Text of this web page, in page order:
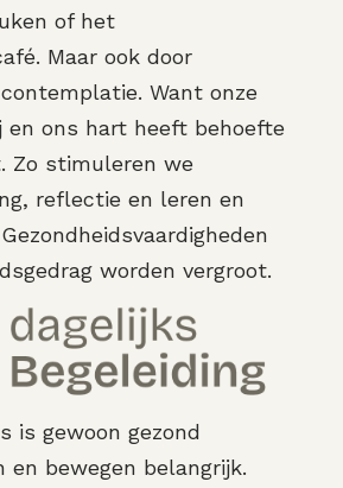
of het
Maar ook door
Want onze
en ons hart heeft behoefte
Zo stimuleren we
reflectie en leren en
worden vergroot.
is gewoon gezond
en bewegen belangrijk.